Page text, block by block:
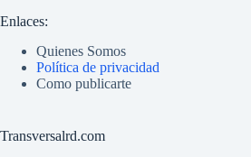
Enlaces:
Quienes Somos
Política de privacidad
Como publicarte
Transversalrd.com